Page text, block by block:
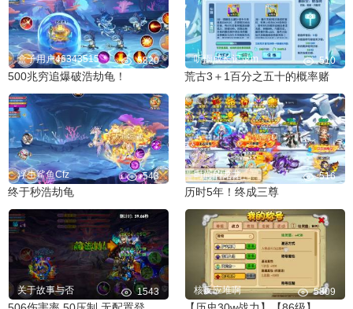
盒子用户46343515 5820
500兆穷追爆破浩劫龟！
听雨成长记录m 510
荒古3＋1百分之五十的概率赌
浮生鲨鱼Cfz 543
终于秒浩劫龟
时尚的龙龙_ 516
历时5年！终成三尊
关于故事与否 1543 核反应堆啊 5809